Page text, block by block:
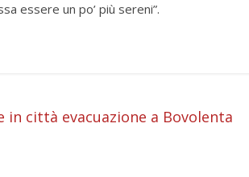
essere un po’ più sereni”.
in città evacuazione a Bovolenta